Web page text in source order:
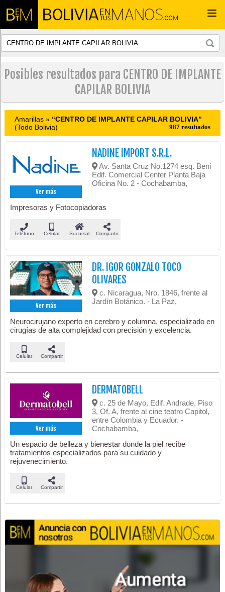
Posibles resultados para CENTRO DE IMPLANTE
CAPILAR BOLIVIA
Amarillas » “CENTRO DE IMPLANTE CAPILAR BOLIVIA”
(Todo Bolivia)
987 resultados
Ver más
NADINE IMPORT S.R.L.
Av. Santa Cruz No.1274 esq. Beni
Edif. Comercial Center Planta Baja
Oficina No. 2 - Cochabamba,
Impresoras y Fotocopiadoras
Teléfono Celular Sucursal Compartir
Ver más
DR. IGOR GONZALO TOCO
OLIVARES
c. Nicaragua, Nro. 1846, frente al
Jardín Botánico. - La Paz,
Neurocirujano experto en cerebro y columna, especializado en
cirugías de alta complejidad con precisión y excelencia.
Celular Compartir
Ver más
DERMATOBELL
c. 25 de Mayo, Edif. Andrade, Piso
3, Of. A, frente al cine teatro Capitol,
entre Colombia y Ecuador. -
Cochabamba,
Un espacio de belleza y bienestar donde la piel recibe
tratamientos especializados para su cuidado y
rejuvenecimiento.
Celular Compartir